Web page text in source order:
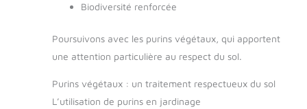
Biodiversité renforcée
Poursuivons avec les purins végétaux, qui apportent
une attention particulière au respect du sol.
Purins végétaux : un traitement respectueux du sol
L’utilisation de purins en jardinage